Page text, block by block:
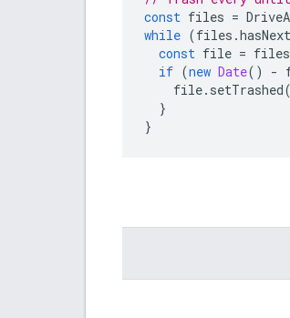
const files =
while (files .hasNext
const file = files
if (new Date() -
file. setTrashed(
}
}